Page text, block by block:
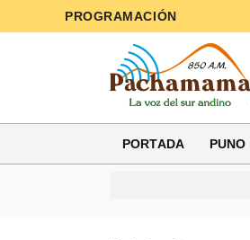
PROGRAMACIÓN
PORTADA PUNO